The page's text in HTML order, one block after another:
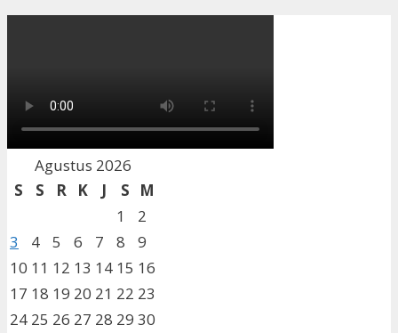
Agustus 2026
S
S R K J S
M
1
2
3
4 5 6 7 8
9
10 11 12 13 14 15 16
17 18 19 20 21 22 23
24 25 26 27 28 29 30